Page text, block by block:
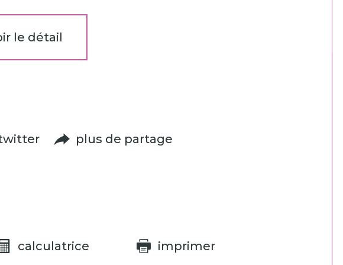
le détail
plus de partage
calculatrice imprimer